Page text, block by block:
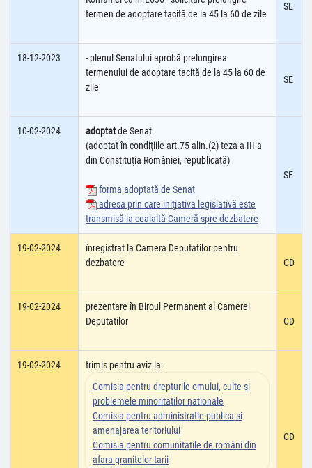
termen de adoptare tacită de la 45 la 60 de zile
SE
18-12-2023
- plenul Senatului aprobă prelungirea
termenului de adoptare tacită de la 45 la 60 de
zile
SE
10-02-2024 adoptatde Senat
(adoptat în condiţiile art.75 alin.(2) teza a III-a
din Constituţia României, republicată)
forma adoptată de Senat
adresa prin care iniţiativa legislativă este
transmisă la cealaltă Cameră spre dezbatere
SE
19-02-2024
înregistrat la Camera Deputatilor pentru
dezbatere
CD
19-02-2024
prezentare în Biroul Permanent al Camerei
Deputatilor
CD
19-02-2024
trimis pentru aviz la:
Comisia pentru drepturile omului, culte si
problemele minoritatilor nationale
Comisia pentru administratie publica si
amenajarea teritoriului
Comisia pentru comunitatile de români din
afara granitelor tarii
CD